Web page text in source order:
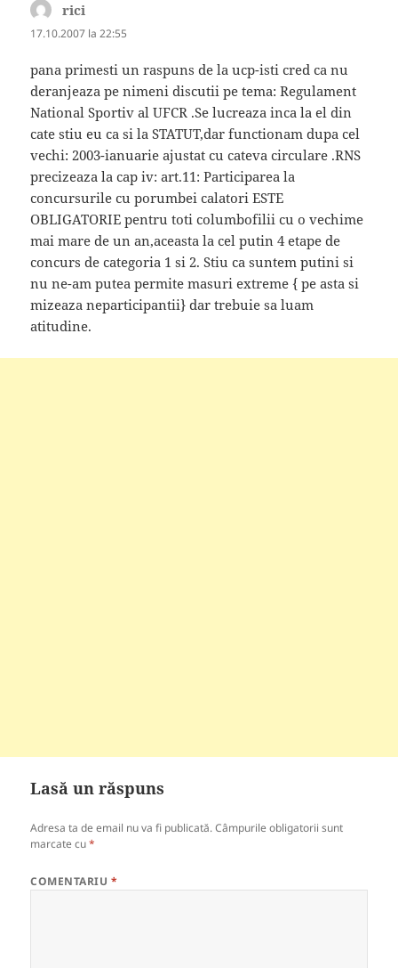
rici
17.10.2007 la 22:55
pana primesti un raspuns de la ucp-isti cred ca nu
deranjeaza pe nimeni discutii pe tema: Regulament
National Sportiv al UFCR .Se lucreaza inca la el din
cate stiu eu ca si la STATUT,dar functionam dupa cel
vechi: 2003-ianuarie ajustat cu cateva circulare .RNS
precizeaza la cap iv: art.11: Participarea la
concursurile cu porumbei calatori ESTE
OBLIGATORIE pentru toti columbofilii cu o vechime
mai mare de un an,aceasta la cel putin 4 etape de
concurs de categoria 1 si 2. Stiu ca suntem putini si
nu ne-am putea permite masuri extreme { pe asta si
mizeaza neparticipantii} dar trebuie sa luam
atitudine.
Lasă un răspuns
Adresa ta de email nu va fi publicată. Câmpurile obligatorii sunt
marcate cu*
COMENTARIU *